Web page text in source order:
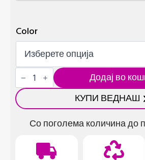
Color
Држач
за
телефон
со
Bluetooth
контрола
количина
Додај во
КУПИ ВЕДНАШ
Со поголема количина до